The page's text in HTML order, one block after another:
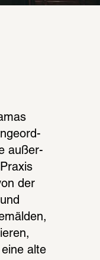
außer­
der
alte